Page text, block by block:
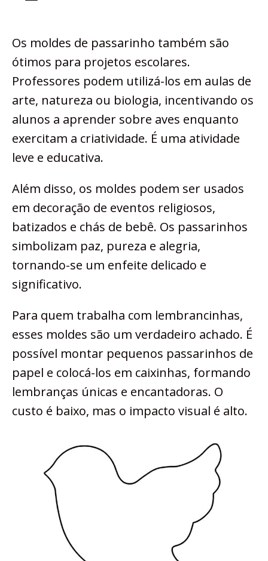
Os moldes de passarinho também são
ótimos para projetos escolares.
Professores podem utilizá-los em aulas de
arte, natureza ou biologia, incentivando os
alunos a aprender sobre aves enquanto
exercitam a criatividade. É uma atividade
leve e educativa.
Além disso, os moldes podem ser usados
em decoração de eventos religiosos,
batizados e chás de bebê. Os passarinhos
simbolizam paz, pureza e alegria,
tornando-se um enfeite delicado e
significativo.
Para quem trabalha com lembrancinhas,
esses moldes são um verdadeiro achado. É
possível montar pequenos passarinhos de
papel e colocá-los em caixinhas, formando
lembranças únicas e encantadoras. O
custo é baixo, mas o impacto visual é alto.